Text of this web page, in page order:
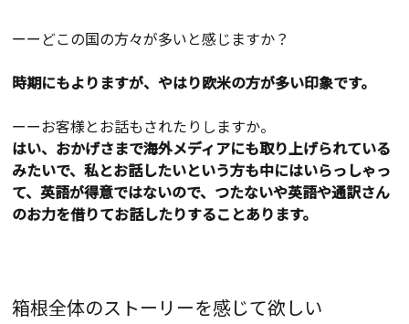
ーーどこの国の方々が多いと感じますか？
時期にもよりますが、やはり欧米の方が多い印象です。
ーーお客様とお話もされたりしますか。
はい、おかげさまで海外メディアにも取り上げられている
みたいで、私とお話したいという方も中にはいらっしゃっ
て、英語が得意ではないので、つたないや英語や通訳さん
のお力を借りてお話したりすることあります。
箱根全体のストーリーを感じて欲しい